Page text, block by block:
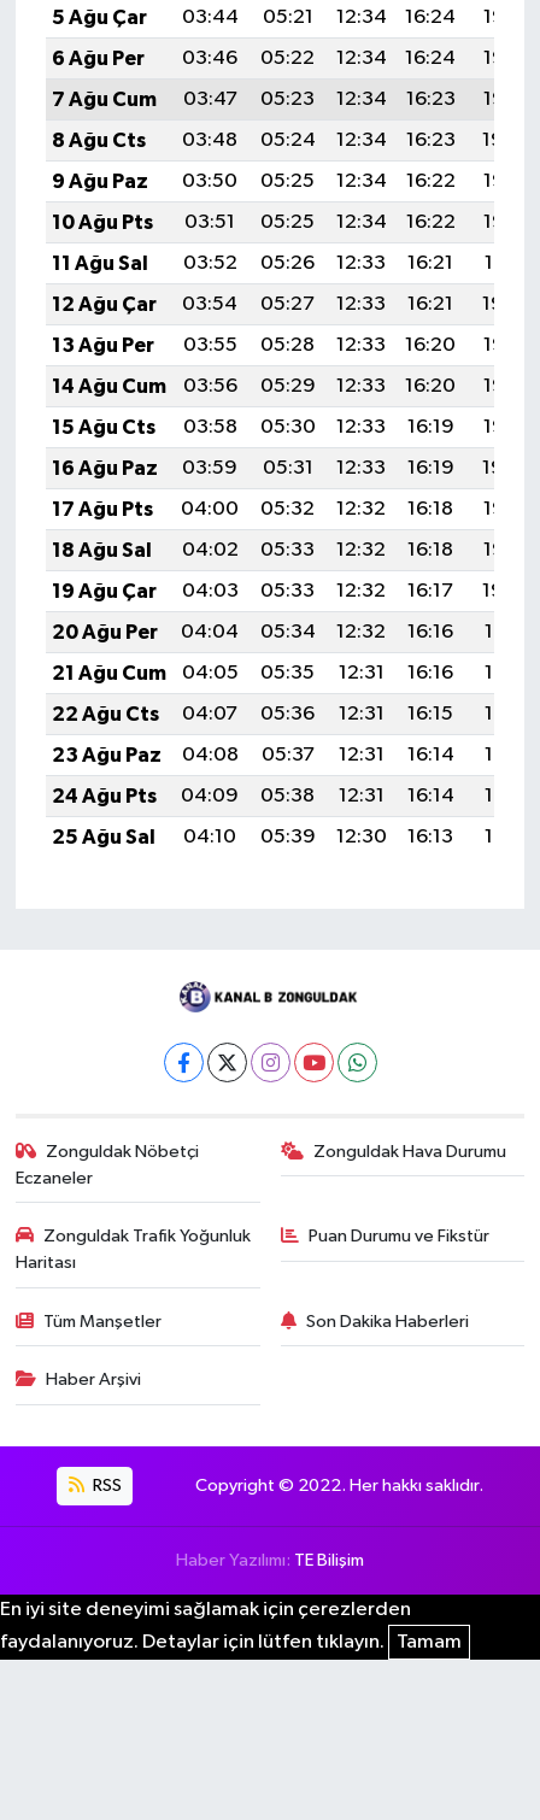
5 Ağu Çar
03:44 05:21 12:34 16:24
19:38
6 Ağu Per
03:46 05:22 12:34 16:24
19:37
7 Ağu Cum
03:47 05:23 12:34 16:23
19:35
8 Ağu Cts
03:48 05:24 12:34 16:23
19:34
9 Ağu Paz
03:50 05:25 12:34 16:22
19:33
10 Ağu Pts
03:51 05:25 12:34 16:22
19:32
11 Ağu Sal
03:52 05:26 12:33 16:21
19:31
12 Ağu Çar
03:54 05:27 12:33 16:21
19:29
13 Ağu Per
03:55 05:28 12:33 16:20
19:28
14 Ağu Cum
03:56 05:29 12:33 16:20
19:27
15 Ağu Cts
03:58 05:30 12:33 16:19
19:26
16 Ağu Paz
03:59 05:31 12:33 16:19
19:24
17 Ağu Pts
04:00 05:32 12:32 16:18
19:23
18 Ağu Sal
04:02 05:33 12:32 16:18
19:22
19 Ağu Çar
04:03 05:33 12:32 16:17
19:20
20 Ağu Per
04:04 05:34 12:32 16:16
19:19
21 Ağu Cum
04:05 05:35 12:31 16:16
19:18
22 Ağu Cts
04:07 05:36 12:31 16:15
19:16
23 Ağu Paz
04:08 05:37 12:31 16:14
19:15
24 Ağu Pts
04:09 05:38 12:31 16:14
19:13
25 Ağu Sal
04:10 05:39 12:30 16:13 19:12
Zonguldak Nöbetçi
Eczaneler
Zonguldak Hava Durumu
Zonguldak Trafik Yoğunluk
Haritası
Puan Durumu ve Fikstür
Tüm Manşetler Son Dakika Haberleri
Haber Arşivi
RSS Copyright © 2022. Her hakkı saklıdır.
Haber Yazılımı: TE Bilişim
En iyi site deneyimi sağlamak için çerezlerden
faydalanıyoruz. Detaylar için lütfen tıklayın.
Tamam